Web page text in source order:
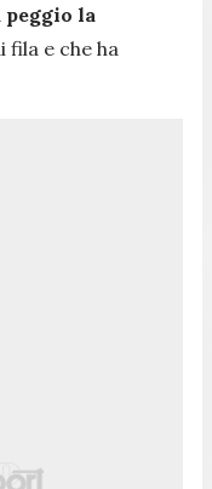
peggio la
fila e che ha